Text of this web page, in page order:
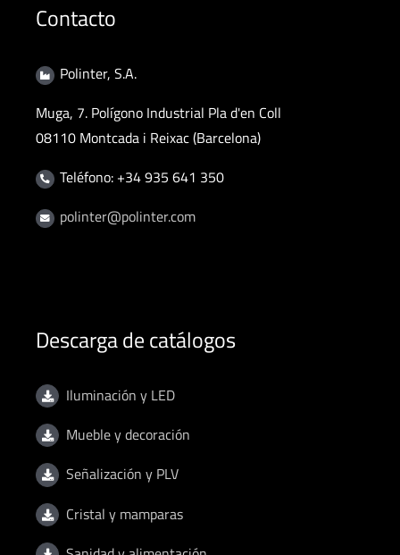
Contacto
Polinter, S.A.
Muga, 7. Polígono Industrial Pla d'en Coll
08110 Montcada i Reixac (Barcelona)
Teléfono: +34 935 641 350
polinter@polinter.com
Descarga de catálogos
Iluminación y LED
Mueble y decoración
Señalización y PLV
Cristal y mamparas